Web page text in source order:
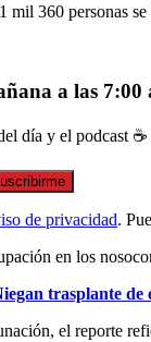
mil 360 personas
a las 7:00
día y el podcast
de privacidad.
en los
trasplante de
el reporte